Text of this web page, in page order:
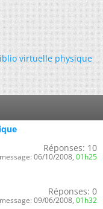
virtuelle physique
Réponses: 10
06/10/2008, 01h25
Réponses: 0
09/06/2008, 01h32